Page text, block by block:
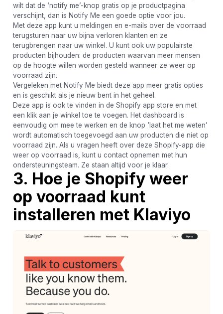
wilt dat de ‘notify me’-knop gratis op je productpagina
verschijnt, dan is Notify Me een goede optie voor jou.
Met deze app kunt u meldingen en e-mails over de voorraad
terugsturen naar uw bijna verloren klanten en ze
terugbrengen naar uw winkel. U kunt ook uw populairste
producten bijhouden: de producten waarvan meer mensen
op de hoogte willen worden gesteld wanneer ze weer op
voorraad zijn.
Vergeleken met Notify Me biedt deze app meer gratis opties
en is geschikt als je nieuw bent in het geheel.
Deze app is ook te vinden in de Shopify app store en met
een klik aan je winkel toe te voegen. Het dashboard is
eenvoudig om mee te werken en de knop ‘laat het me weten’
wordt automatisch toegevoegd aan uw producten die niet op
voorraad zijn. Als u vragen heeft over deze Shopify-app die
weer op voorraad is, kunt u contact opnemen met hun
ondersteuningsteam. Ze staan ​​altijd voor je klaar.
3. Hoe je Shopify weer
op voorraad kunt
installeren met Klaviyo